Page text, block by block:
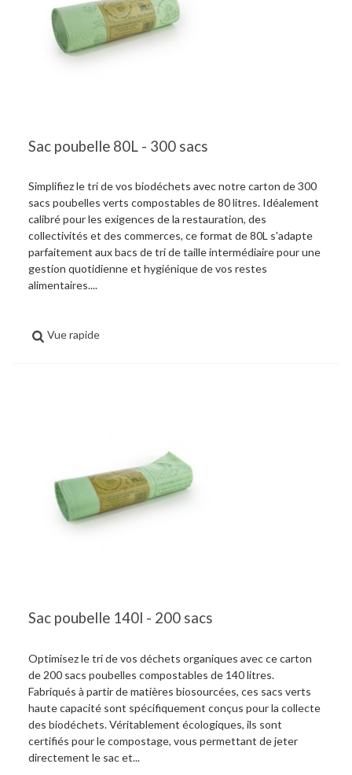
Sac poubelle 80L - 300 sacs
Simplifiez le tri de vos biodéchets avec notre carton de 300
sacs poubelles verts compostables de 80 litres. Idéalement
calibré pour les exigences de la restauration, des
collectivités et des commerces, ce format de 80L s'adapte
parfaitement aux bacs de tri de taille intermédiaire pour une
gestion quotidienne et hygiénique de vos restes
alimentaires....
Vue rapide
Sac poubelle 140l - 200 sacs
Optimisez le tri de vos déchets organiques avec ce carton
de 200 sacs poubelles compostables de 140 litres.
Fabriqués à partir de matières biosourcées, ces sacs verts
haute capacité sont spécifiquement conçus pour la collecte
des biodéchets. Véritablement écologiques, ils sont
certifiés pour le compostage, vous permettant de jeter
directement le sac et...